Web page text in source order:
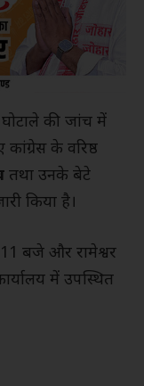
की जांच में
के वरिष्ठ
तथा उनके बेटे
किया है।
बजे और रामेश्वर
में उपस्थित